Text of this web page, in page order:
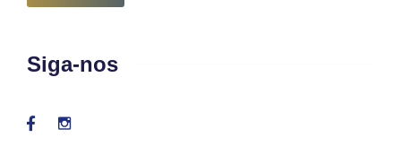
Siga-nos